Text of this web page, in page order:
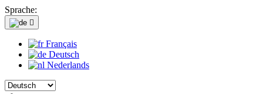
Sprache:

Français
Deutsch
Nederlands